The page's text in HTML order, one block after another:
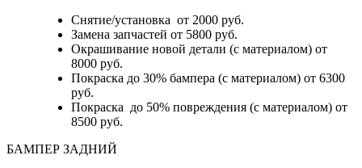
Снятие/установка от 2000 руб.
Замена запчастей от 5800 руб.
Окрашивание новой детали (с материалом) от
8000 руб.
Покраска до 30% бампера (с материалом) от 6300
руб.
Покраска до 50% повреждения (с материалом) от
8500 руб.
БАМПЕР ЗАДНИЙ